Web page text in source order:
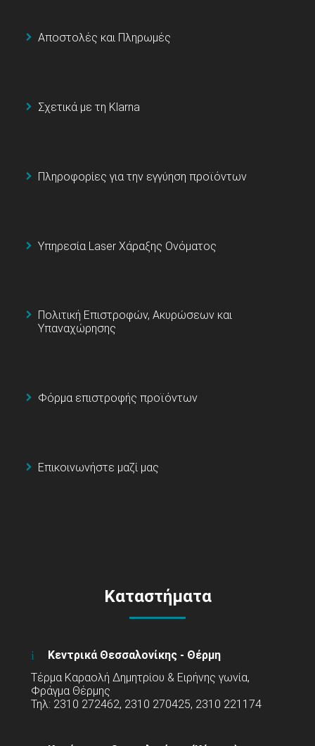
Αποστολές και Πληρωμές
Σχετικά με τη Klarna
Πληροφορίες για την εγγύηση προϊόντων
Υπηρεσία Laser Χάραξης Ονόματος
Πολιτική Επιστροφών, Ακυρώσεων και
Υπαναχώρησης
Φόρμα επιστροφής προϊόντων
Επικοινωνήστε μαζί μας
Καταστήματα
Κεντρικά Θεσσαλονίκης - Θέρμη
Τέρμα Καραολή Δημητρίου & Ειρήνης γωνία,
Φράγμα Θέρμης
Τηλ: 2310 272462, 2310 270425, 2310 221174